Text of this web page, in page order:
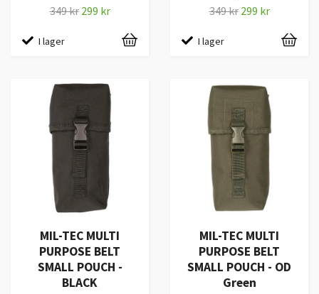
349 kr 299 kr
I lager
349 kr 299 kr
I lager
MIL-TEC MULTI
PURPOSE BELT
SMALL POUCH -
BLACK
MIL-TEC MULTI
PURPOSE BELT
SMALL POUCH - OD
Green